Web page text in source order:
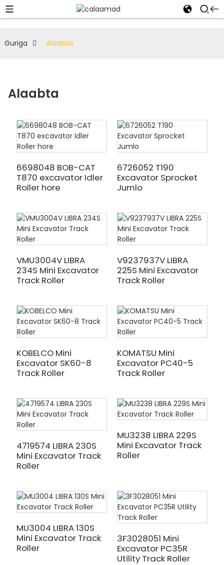
Guriga Alaabta
Alaabta
6698048 BOB-CAT
T870 excavator Idler
Roller hore
6726052 T190
Excavator Sprocket
Jumlo
VMU3004V LIBRA
234S Mini Excavator
Track Roller
V9237937V LIBRA
225S Mini Excavator
Track Roller
KOBELCO Mini
Excavator SK60-8
Track Roller
KOMATSU Mini
Excavator PC40-5
Track Roller
4719574 LIBRA 230S
Mini Excavator Track
Roller
MU3238 LIBRA 229S
Mini Excavator Track
Roller
MU3004 LIBRA 130S
Mini Excavator Track
Roller
3F3028051 Mini
Excavator PC35R
Utility Track Roller